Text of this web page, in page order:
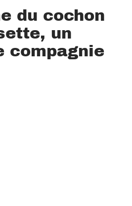
du cochon
un
compagnie